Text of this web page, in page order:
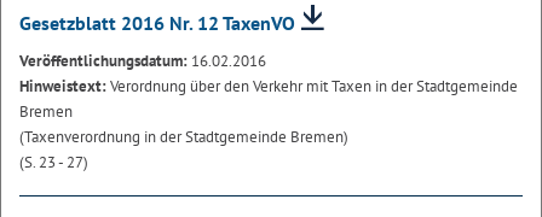
Gesetzblatt 2016 Nr. 12 TaxenVO
Veröffentlichungsdatum: 16.02.2016
Hinweistext:Verordnung über den Verkehr mit Taxen in der Stadtgemeinde
Bremen
(Taxenverordnung in der Stadtgemeinde Bremen)
(S. 23 - 27)